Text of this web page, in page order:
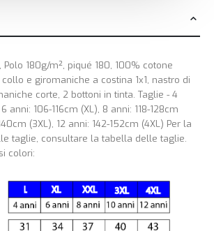
Polo 180g/m², piqué 180, 100% cotone
e giromaniche a costina 1x1, nastro di
corte, 2 bottoni in tinta. Taglie - 4
anni: 106-116cm (XL), 8 anni: 118-128cm
(3XL), 12 anni: 142-152cm (4XL) Per la
taglie, consultare la tabella delle taglie.
colori: